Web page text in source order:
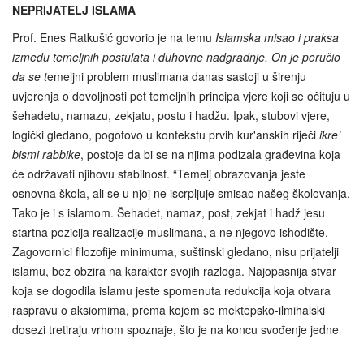
NEPRIJATELJ ISLAMA
Prof. Enes Ratkušić govorio je na temu Islamska misao i praksa
između temeljnih postulata i duhovne nadgradnje. On je poručio
da se temeljni problem muslimana danas sastoji u širenju
uvjerenja o dovoljnosti pet temeljnih principa vjere koji se očituju u
šehadetu, namazu, zekjatu, postu i hadžu. Ipak, stubovi vjere,
logički gledano, pogotovo u kontekstu prvih kur'anskih riječi ikre’
bismi rabbike, postoje da bi se na njima podizala građevina koja
će održavati njihovu stabilnost. “Temelj obrazovanja jeste
osnovna škola, ali se u njoj ne iscrpljuje smisao našeg školovanja.
Tako je i s islamom. Šehadet, namaz, post, zekjat i hadž jesu
startna pozicija realizacije muslimana, a ne njegovo ishodište.
Zagovornici filozofije minimuma, suštinski gledano, nisu prijatelji
islamu, bez obzira na karakter svojih razloga. Najopasnija stvar
koja se dogodila islamu jeste spomenuta redukcija koja otvara
raspravu o aksiomima, prema kojem se mektepsko-ilmihalski
dosezi tretiraju vrhom spoznaje, što je na koncu svođenje jedne